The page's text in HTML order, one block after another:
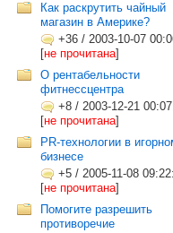
Как раскрутить чайный
магазин в Америке?
+36 / 2003-10-07
[не прочитана]
О рентабельности
фитнессцентра
+8 / 2003-12-21
[не прочитана]
PR-технологии в
бизнесе
+5 / 2005-11-08
[не прочитана]
Помогите разрешить
противоречие